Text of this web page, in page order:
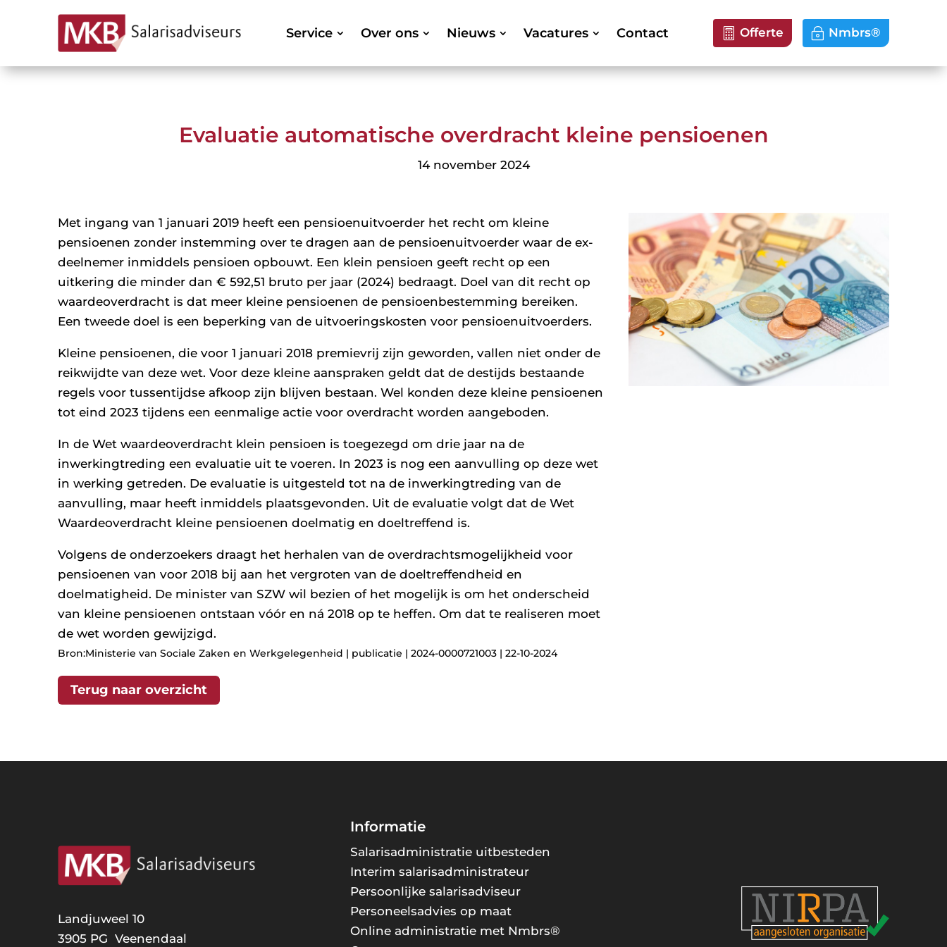
Service Over ons Nieuws Vacatures Contact Offerte Nmbrs®
Evaluatie automatische overdracht kleine pensioenen
14 november 2024
Met ingang van 1 januari 2019 heeft een pensioenuitvoerder het recht om kleine
pensioenen zonder instemming over te dragen aan de pensioenuitvoerder waar de ex-
deelnemer inmiddels pensioen opbouwt. Een klein pensioen geeft recht op een
uitkering die minder dan € 592,51 bruto per jaar (2024) bedraagt. Doel van dit recht op
waardeoverdracht is dat meer kleine pensioenen de pensioenbestemming bereiken.
Een tweede doel is een beperking van de uitvoeringskosten voor pensioenuitvoerders.
Kleine pensioenen, die voor 1 januari 2018 premievrij zijn geworden, vallen niet onder de
reikwijdte van deze wet. Voor deze kleine aanspraken geldt dat de destijds bestaande
regels voor tussentijdse afkoop zijn blijven bestaan. Wel konden deze kleine pensioenen
tot eind 2023 tijdens een eenmalige actie voor overdracht worden aangeboden.
In de Wet waardeoverdracht klein pensioen is toegezegd om drie jaar na de
inwerkingtreding een evaluatie uit te voeren. In 2023 is nog een aanvulling op deze wet
in werking getreden. De evaluatie is uitgesteld tot na de inwerkingtreding van de
aanvulling, maar heeft inmiddels plaatsgevonden. Uit de evaluatie volgt dat de Wet
Waardeoverdracht kleine pensioenen doelmatig en doeltreffend is.
Volgens de onderzoekers draagt het herhalen van de overdrachtsmogelijkheid voor
pensioenen van voor 2018 bij aan het vergroten van de doeltreffendheid en
doelmatigheid. De minister van SZW wil bezien of het mogelijk is om het onderscheid
van kleine pensioenen ontstaan vóór en ná 2018 op te heffen. Om dat te realiseren moet
de wet worden gewijzigd.
Bron:Ministerie van Sociale Zaken en Werkgelegenheid | publicatie | 2024-0000721003 | 22-10-2024
Terug naar overzicht
Landjuweel 10
3905 PG Veenendaal
Informatie
Salarisadministratie uitbesteden
Interim salarisadministrateur
Persoonlijke salarisadviseur
Personeelsadvies op maat
Online administratie met Nmbrs®